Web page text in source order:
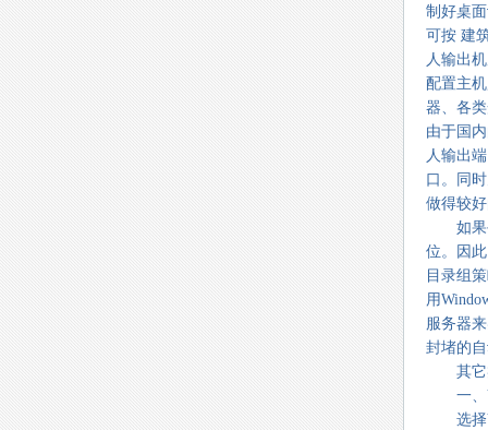
制好桌
可按 建
人输出
配置主
器、各
由于国
人输出
口。同
做得较
如果手
位。因
目录组
用
服务器
封堵的
其它
一、
选择